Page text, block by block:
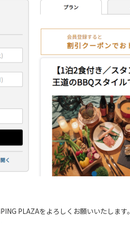
PLAZAをよろしくお願いいたします。